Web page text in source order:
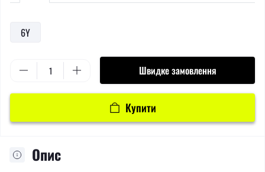
6Y
Швидке замовлення
Купити
Опис